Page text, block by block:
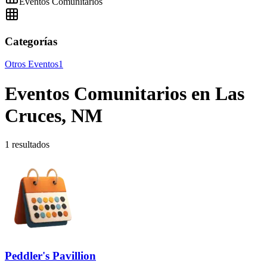
Categorías
Otros Eventos1
Eventos Comunitarios en Las
Cruces, NM
1 resultados
Peddler's Pavillion